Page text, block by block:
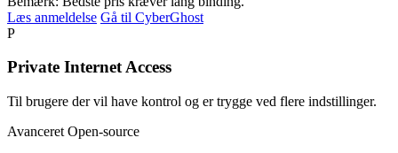
Læs anmeldelse Gå til CyberGhost
P
Private Internet Access
Til brugere der vil have kontrol og er trygge ved flere indstillinger.
Avanceret Open-source